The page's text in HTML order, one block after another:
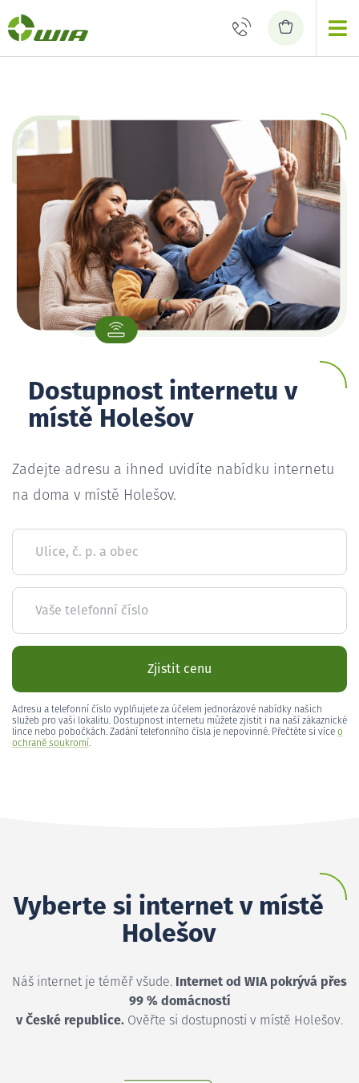
Dostupnost internetu v
místě Holešov
Zadejte adresu a ihned uvidíte nabídku internetu
na doma v místě Holešov.
Ulice, č. p. a obec
Vaše telefonní číslo
Zjistit cenu
Adresu a telefonní číslo vyplňujete za účelem jednorázové nabídky našich
služeb pro vaši lokalitu. Dostupnost internetu můžete zjistit i na naší zákaznické
lince nebo pobočkách. Zadání telefonního čísla je nepovinné. Přečtěte si více o
ochraně soukromí.
Vyberte si internet v místě
Holešov
Náš internet je téměř všude. Internet od WIA pokrývá přes
99 % domácností
v České republice. Ověřte si dostupnosti v místě Holešov.